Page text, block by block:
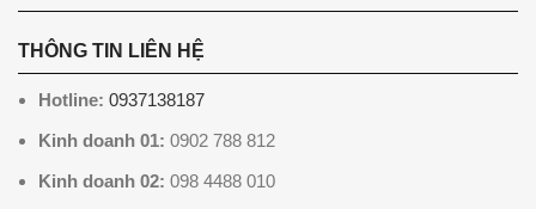
THÔNG TIN LIÊN HỆ
Hotline: 0937138187
Kinh doanh 01: 0902 788 812
Kinh doanh 02: 098 4488 010